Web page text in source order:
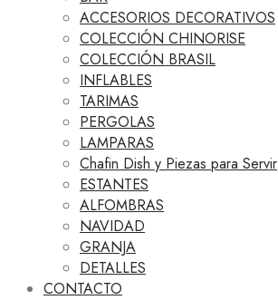
ACCESORIOS DECORATIVOS
COLECCIÓN CHINORISE
COLECCIÓN BRASIL
INFLABLES
TARIMAS
PERGOLAS
LAMPARAS
Chafin Dish y Piezas para Servir
ESTANTES
ALFOMBRAS
NAVIDAD
GRANJA
DETALLES
CONTACTO